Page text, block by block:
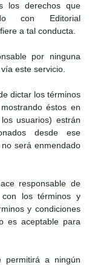
los derechos que
con Editorial
a tal conducta.
por ninguna
este servicio.
dictar los términos
éstos en
usuarios) estrán
desde ese
será enmendado
responsable de
los términos y
y condiciones
es aceptable para
permitirá a ningún